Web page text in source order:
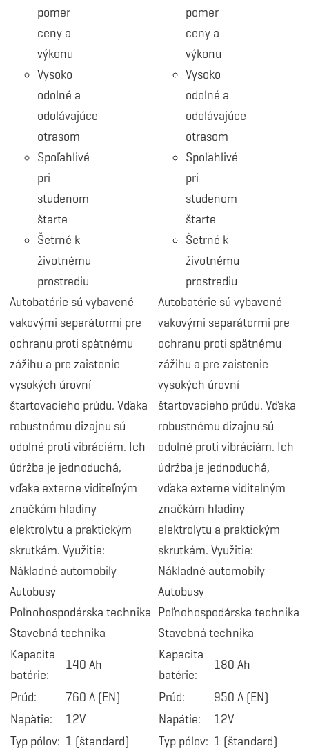
pomer
ceny a
výkonu
Vysoko
odolné a
odolávajúce
otrasom
Spoľahlivé
pri
studenom
štarte
Šetrné k
životnému
prostrediu
Autobatérie sú vybavené
vakovými separátormi pre
ochranu proti spätnému
zážihu a pre zaistenie
vysokých úrovní
štartovacieho prúdu. Vďaka
robustnému dizajnu sú
odolné proti vibráciám. Ich
údržba je jednoduchá,
vďaka externe viditeľným
značkám hladiny
elektrolytu a praktickým
skrutkám. Využitie:
Nákladné automobily
Autobusy
Poľnohospodárska technika
Stavebná technika
Kapacita
batérie:
140 Ah
Prúd:
760 A (EN)
Napätie:
12V
Typ pólov: 1 (štandard)
pomer
ceny a
výkonu
Vysoko
odolné a
odolávajúce
otrasom
Spoľahlivé
pri
studenom
štarte
Šetrné k
životnému
prostrediu
Autobatérie sú vybavené
vakovými separátormi pre
ochranu proti spätnému
zážihu a pre zaistenie
vysokých úrovní
štartovacieho prúdu. Vďaka
robustnému dizajnu sú
odolné proti vibráciám. Ich
údržba je jednoduchá,
vďaka externe viditeľným
značkám hladiny
elektrolytu a praktickým
skrutkám. Využitie:
Nákladné automobily
Autobusy
Poľnohospodárska technika
Stavebná technika
Kapacita
batérie:
180 Ah
Prúd:
950 A (EN)
Napätie:
12V
Typ pólov: 1 (štandard)